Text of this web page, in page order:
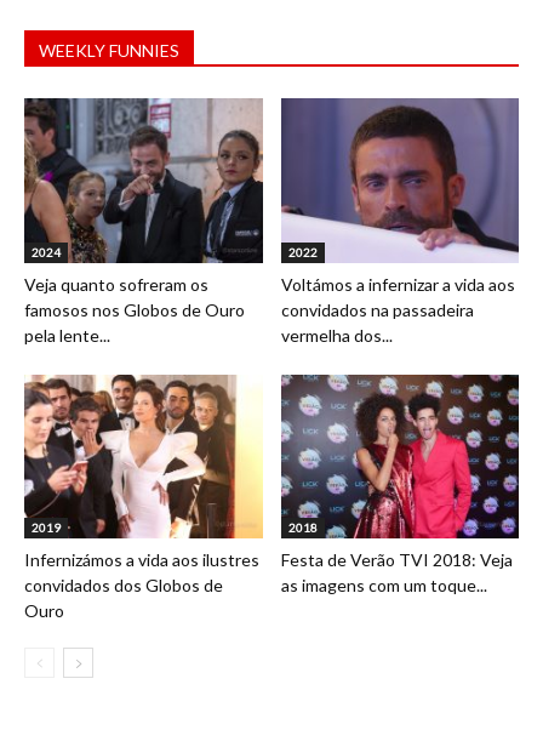
WEEKLY FUNNIES
2024
Veja quanto sofreram os
famosos nos Globos de Ouro
pela lente...
2022
Voltámos a infernizar a vida aos
convidados na passadeira
vermelha dos...
2019
Infernizámos a vida aos ilustres
convidados dos Globos de
Ouro
2018
Festa de Verão TVI 2018: Veja
as imagens com um toque...